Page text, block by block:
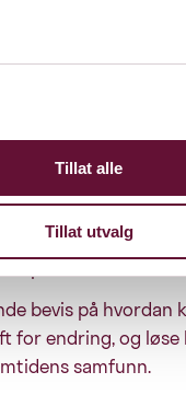
Tillat alle
Tillat utvalg
Tanken har utviklet
men
vekst og
bevis på
for endring, og løse
samfunn.